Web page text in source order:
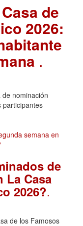
de
2026:
.
nominación
participantes
de
La Casa
2026?.
de los Famosos